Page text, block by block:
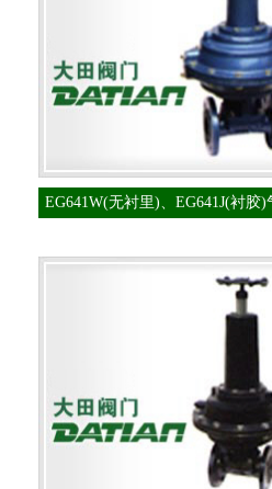
EG641W(无衬里)、EG641J(衬胶